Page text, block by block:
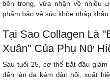
bên trong, vừa nhận về nhiều
phẩm bảo vệ sức khỏe nhập khẩu
Tại Sao Collagen Là
Xuân" Của Phụ Nữ
Sau tuổi 25, cơ thể bắt đầu
đến làn da kém đàn hồi, xuất